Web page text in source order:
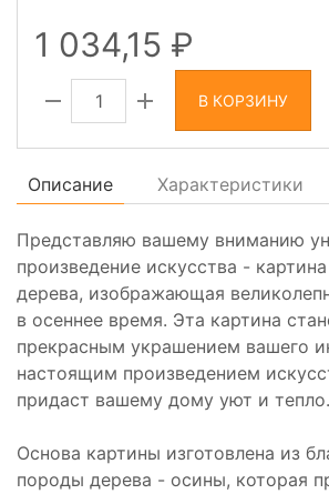
1 034,15
В КОРЗИНУ
Описание Характеристики
Представляю вашему вниманию
произведение искусства -
дерева, изображающая
в осеннее время. Эта картина
прекрасным украшением вашего
настоящим произведением
придаст вашему дому уют и тепло.
Основа картины изготовлена из
породы дерева - осины, которая